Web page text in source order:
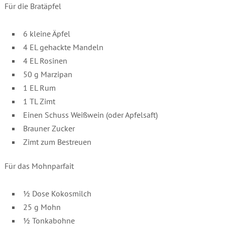
Für die Bratäpfel
6 kleine Äpfel
4 EL gehackte Mandeln
4 EL Rosinen
50 g Marzipan
1 EL Rum
1 TL Zimt
Einen Schuss Weißwein (oder Apfelsaft)
Brauner Zucker
Zimt zum Bestreuen
Für das Mohnparfait
½ Dose Kokosmilch
25 g Mohn
½ Tonkabohne